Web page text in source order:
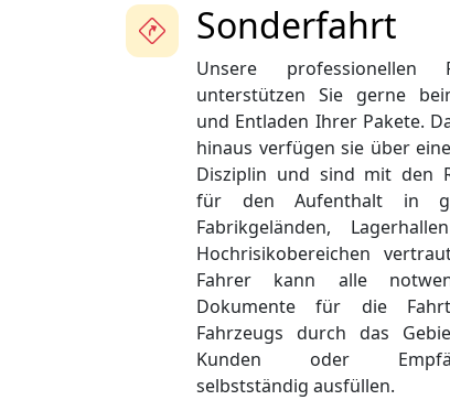
Sonderfahrt
Unsere professionellen
unterstützen Sie gerne
und Entladen Ihrer Pakete.
hinaus verfügen sie über
Disziplin und sind mit den
für den Aufenthalt in
Fabrikgeländen,
Hochrisikobereichen
Fahrer kann alle
Dokumente für die
Fahrzeugs durch das
Kunden oder
selbstständig ausfüllen.